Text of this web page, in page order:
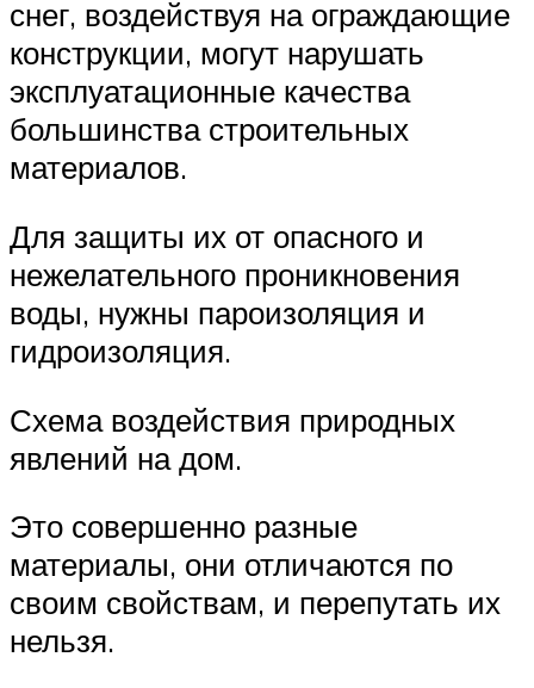
снег, воздействуя на ограждающие
конструкции, могут нарушать
эксплуатационные качества
большинства строительных
материалов.
Для защиты их от опасного и
нежелательного проникновения
воды, нужны пароизоляция и
гидроизоляция.
Схема воздействия природных
явлений на дом.
Это совершенно разные
материалы, они отличаются по
своим свойствам, и перепутать их
нельзя.